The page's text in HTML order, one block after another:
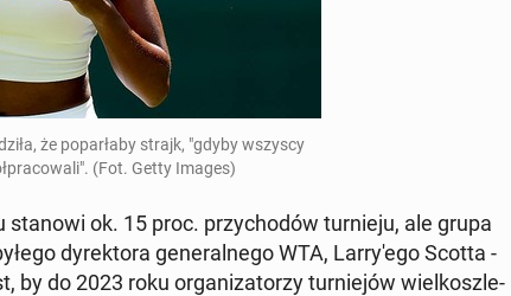
że po­par­ła­by strajk, "gdyby wszyscy
(Fot. Getty Images)
ok. 15 proc. przy­cho­dów tur­nie­ju, ale grupa
dy­rek­to­ra ge­ne­ral­ne­go WTA, Lar­ry­'e­go Scotta -
by do 2023 roku or­ga­ni­za­to­rzy tur­nie­jów wiel­kosz­le­